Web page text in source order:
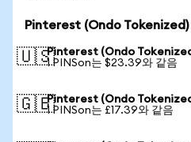
Pinterest (Ondo Tokenized)
🇺🇸Pinterest (Ondo
1 PINSon는 $23.39와 같음
🇬🇧Pinterest (Ondo
1 PINSon는 £17.39와 같음